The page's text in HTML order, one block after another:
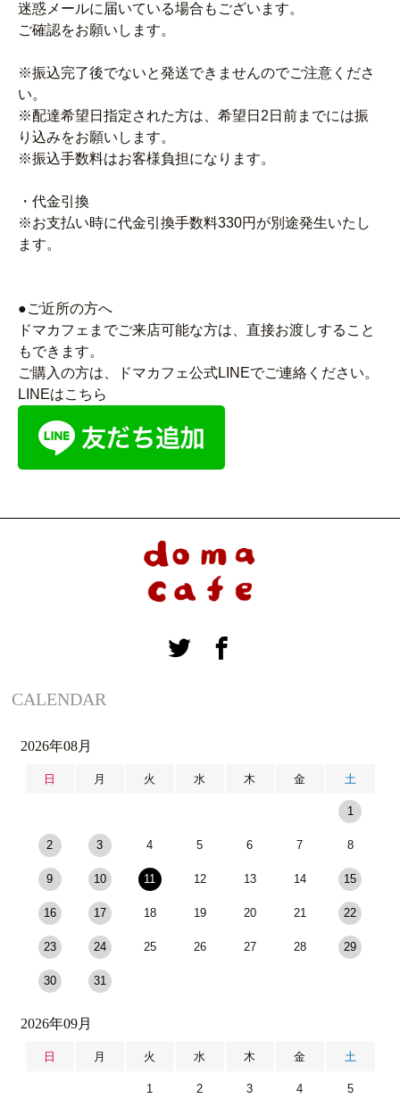
迷惑メールに届いている場合もございます。
ご確認をお願いします。
※振込完了後でないと発送できませんのでご注意くださ
い。
※配達希望日指定された方は、希望日2日前までには振
り込みをお願いします。
※振込手数料はお客様負担になります。
・代金引換
※お支払い時に代金引換手数料330円が別途発生いたし
ます。
●ご近所の方へ
ドマカフェまでご来店可能な方は、直接お渡しすること
もできます。
ご購入の方は、ドマカフェ公式LINEでご連絡ください。
LINEはこちら
CALENDAR
2026年08月
日 月 火 水 木 金 土
1
2 3 4 5 6 7 8
9 10 11 12 13 14 15
16 17 18 19 20 21 22
23 24 25 26 27 28 29
30 31
2026年09月
日 月 火 水 木 金 土
1 2 3 4 5